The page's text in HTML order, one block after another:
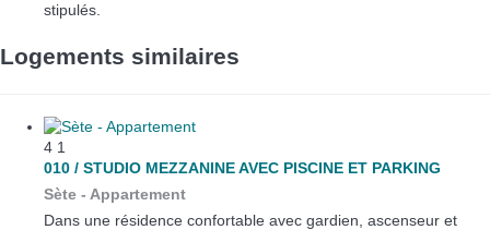
stipulés.
Logements similaires
4 1
010 / STUDIO MEZZANINE AVEC PISCINE ET PARKING
Sète - Appartement
Dans une résidence confortable avec gardien, ascenseur et